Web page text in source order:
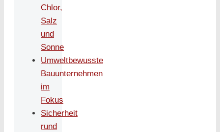
Chlor,
Salz
und
Sonne
Umweltbewusste
Bauunternehmen
im
Fokus
Sicherheit
rund